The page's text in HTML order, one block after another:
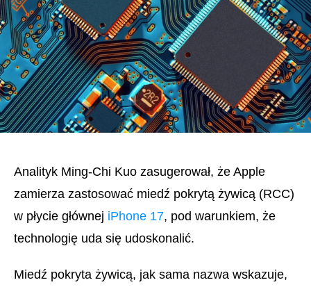
Analityk Ming-Chi Kuo zasugerował, że Apple
zamierza zastosować miedź pokrytą żywicą (RCC)
w płycie głównej iPhone 17, pod warunkiem, że
technologię uda się udoskonalić.
Miedź pokryta żywicą, jak sama nazwa wskazuje,